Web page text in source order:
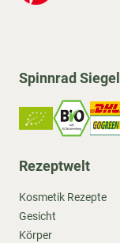
Spinnrad Siegel
Rezeptwelt
Kosmetik Rezepte
Gesicht
Körper